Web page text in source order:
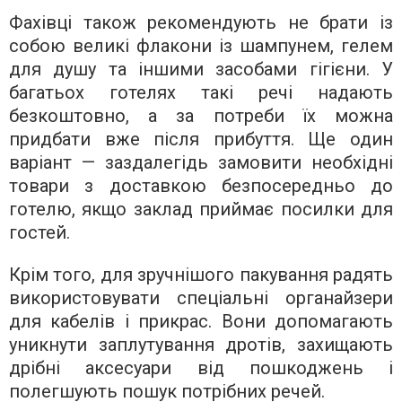
Фахівці також рекомендують не брати із
собою великі флакони із шампунем, гелем
для душу та іншими засобами гігієни. У
багатьох готелях такі речі надають
безкоштовно, а за потреби їх можна
придбати вже після прибуття. Ще один
варіант — заздалегідь замовити необхідні
товари з доставкою безпосередньо до
готелю, якщо заклад приймає посилки для
гостей.
Крім того, для зручнішого пакування радять
використовувати спеціальні органайзери
для кабелів і прикрас. Вони допомагають
уникнути заплутування дротів, захищають
дрібні аксесуари від пошкоджень і
полегшують пошук потрібних речей.